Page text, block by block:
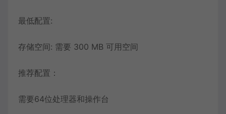
最低配置:
存储空间: 需要 300 MB 可用空间
推荐配置：
需要64位处理器和操作台